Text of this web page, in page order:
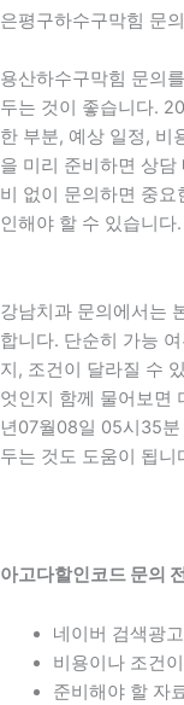
은평구하수구막힘 문
용산하수구막힘 문의
두는 것이 좋습니다.
한 부분, 예상 일정, 비
을 미리 준비하면 상
비 없이 문의하면 중
인해야 할 수 있습니다.
강남치과 문의에서는
합니다. 단순히 가능
지, 조건이 달라질 수
엇인지 함께 물어보면
년07월08일 05시35
두는 것도 도움이 됩니
아고다할인코드 문의
네이버 검색광
비용이나 조건
준비해야 할 자